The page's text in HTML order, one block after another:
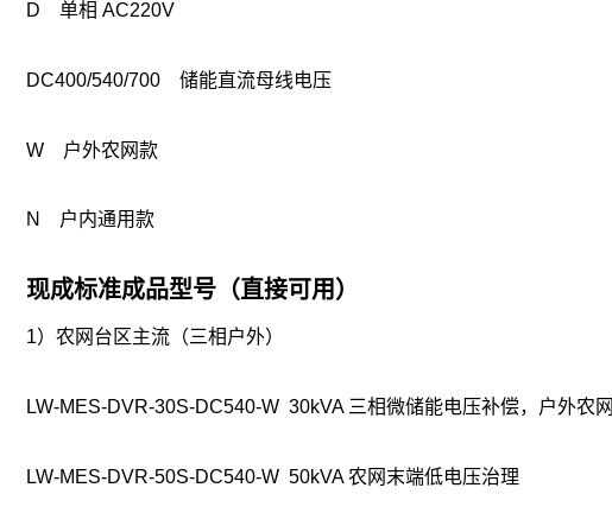
D 单相 AC220V
DC400/540/700 储能直流母线电压
W 户外农网款
N 户内通用款
现成标准成品型号（直接可用）
1）农网台区主流（三相户外）
LW-MES-DVR-30S-DC540-W 30kVA 三相微储能电压补偿，户外农网
LW-MES-DVR-50S-DC540-W 50kVA 农网末端低电压治理